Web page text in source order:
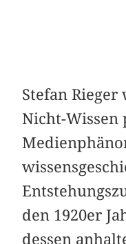
Stefan Rieger
Nicht-Wissen
den 1920er
dessen